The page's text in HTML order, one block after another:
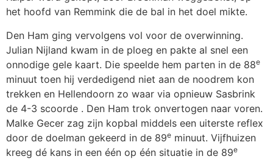
het hoofd van Remmink die de bal in het doel mikte.
Den Ham ging vervolgens vol voor de overwinning.
Julian Nijland kwam in de ploeg en pakte al snel een
onnodige gele kaart. Die speelde hem parten in de 88e
minuut toen hij verdedigend niet aan de noodrem kon
trekken en Hellendoorn zo waar via opnieuw Sasbrink
de 4-3 scoorde . Den Ham trok onvertogen naar voren.
Malke Gecer zag zijn kopbal middels een uiterste reflex
door de doelman gekeerd in de 89e minuut. Vijfhuizen
kreeg dé kans in een één op één situatie in de 89e